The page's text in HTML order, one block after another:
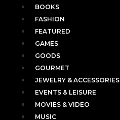
BOOKS
FASHION
FEATURED
GAMES
GOODS
GOURMET
JEWELRY & ACCESSORIES
EVENTS & LEISURE
MOVIES & VIDEO
MUSIC